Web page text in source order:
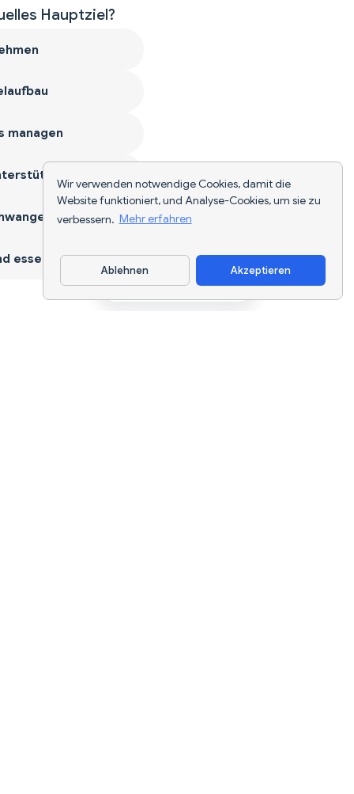
Wir verwenden notwendige Cookies, damit die
Website funktioniert, und Analyse-Cookies, um sie zu
verbessern. Mehr erfahren
Ablehnen Akzeptieren
App herunterladen
Hauptziel?
managen
essen